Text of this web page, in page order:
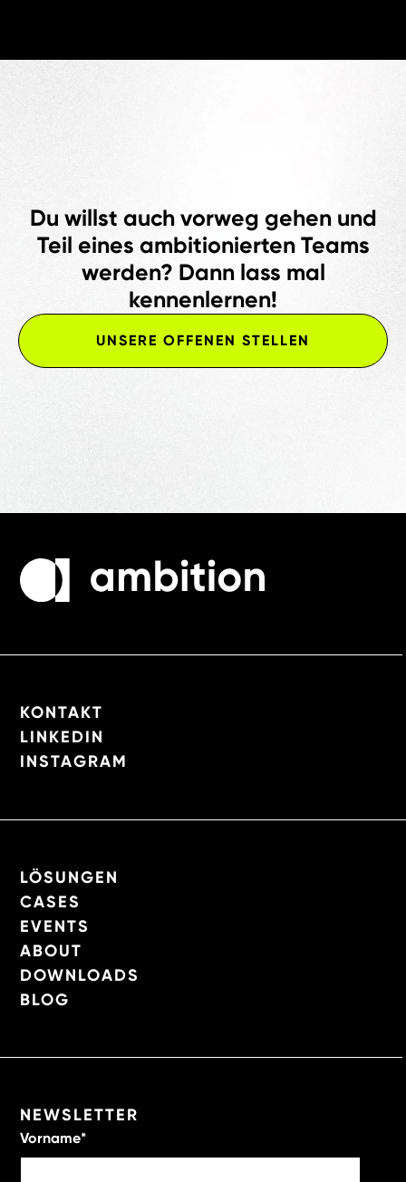
Du willst auch vorweg gehen und
Teil eines ambitionierten Teams
werden? Dann lass mal
kennenlernen!
UNSERE OFFENEN STELLEN
KONTAKT
LINKEDIN
INSTAGRAM
LÖSUNGEN
CASES
EVENTS
ABOUT
DOWNLOADS
BLOG
NEWSLETTER
Vorname*